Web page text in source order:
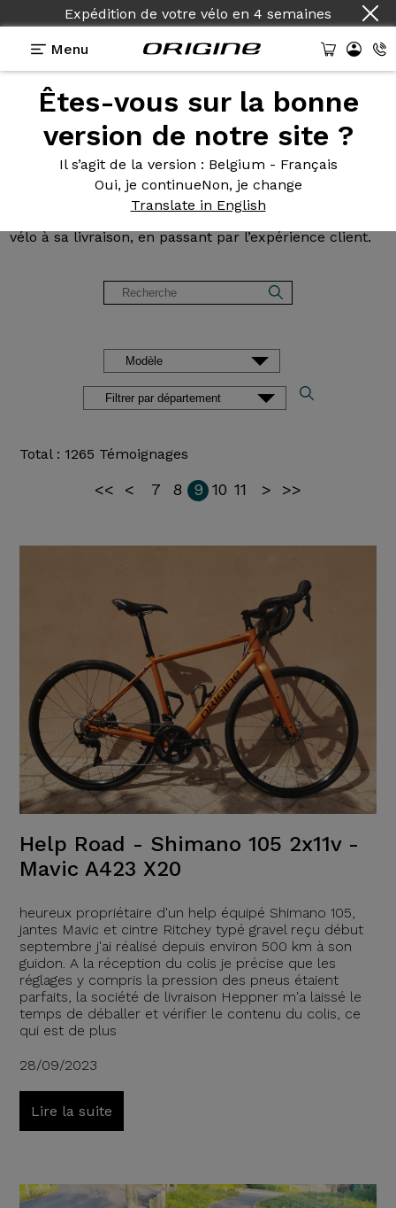
Pays : Français
Menu
Êtes-vous sur la bonne
version de notre site ?
Il s’agit de la version : Belgium - Français
Oui, je continueNon, je change
Translate in English
Avis ettémoignages des
clients Origine
Lisez les avis sur nos vélos de Route, Gravel, VTT et
vélo à sa livraison, en passant par l’expérience client.
Total : 1265 Témoignages
<< < 7 8 9 10 11 > >>
Help Road - Shimano 105 2x11v -
Mavic A423 X20
heureux propriétaire d'un help équipé Shimano 105,
jantes Mavic et cintre Ritchey typé gravel reçu début
septembre j'ai réalisé depuis environ 500 km à son
guidon. A la réception du colis je précise que les
réglages y compris la pression des pneus étaient
parfaits, la société de livraison Heppner m'a laissé le
temps de déballer et vérifier le contenu du colis, ce
qui est de plus
28/09/2023
Lire la suite